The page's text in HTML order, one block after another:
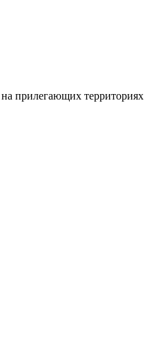
на прилегающих территориях